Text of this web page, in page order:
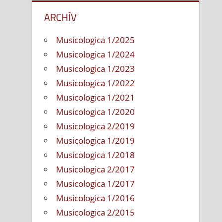
ARCHÍV
Musicologica 1/2025
Musicologica 1/2024
Musicologica 1/2023
Musicologica 1/2022
Musicologica 1/2021
Musicologica 1/2020
Musicologica 2/2019
Musicologica 1/2019
Musicologica 1/2018
Musicologica 2/2017
Musicologica 1/2017
Musicologica 1/2016
Musicologica 2/2015